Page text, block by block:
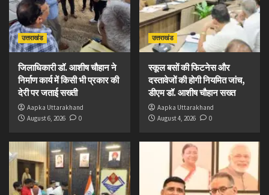
उत्तराखंड
जिलाधिकारी डॉ. आशीष चौहान ने
निर्माण कार्य में किसी भी प्रकार की
देरी पर जताई सख्ती
Aapka Uttarakhand
August 6, 2026
0
उत्तराखंड
स्कूल बसों की फिटनेस और
दस्तावेजों की होगी नियमित जांच,
डीएम डॉ. आशीष चौहान सख्त
Aapka Uttarakhand
August 4, 2026
0